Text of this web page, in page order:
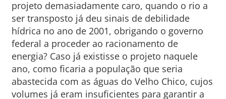
projeto demasiadamente caro, quando o rio a
ser transposto já deu sinais de debilidade
hídrica no ano de 2001, obrigando o governo
federal a proceder ao racionamento de
energia? Caso já existisse o projeto naquele
ano, como ficaria a população que seria
abastecida com as águas do Velho Chico, cujos
volumes já eram insuficientes para garantir a